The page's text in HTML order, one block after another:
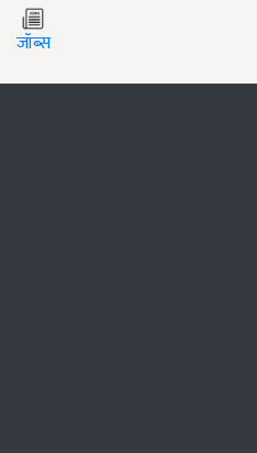
जॉब्स